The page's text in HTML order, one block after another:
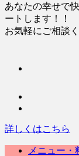
あなたの幸せで
ートします！！
お気軽にご相談
詳しくはこちら
メニュー・